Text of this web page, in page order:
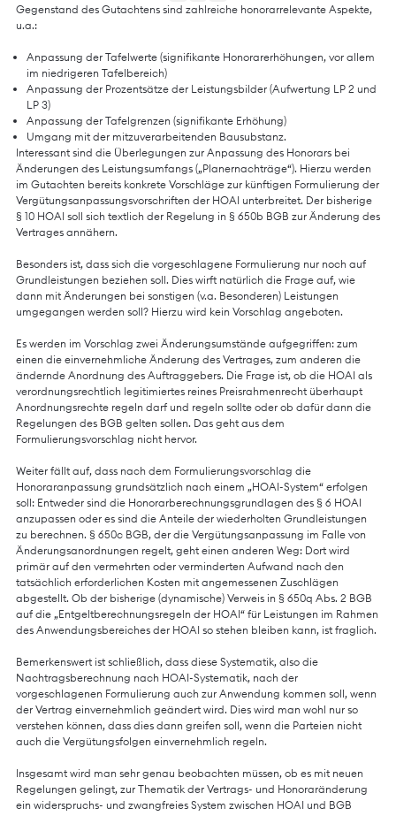
Gegenstand des Gutachtens sind zahlreiche honorarrelevante Aspekte,
u.a.:
Anpassung der Tafelwerte (signifikante Honorarerhöhungen, vor allem
im niedrigeren Tafelbereich)
Anpassung der Prozentsätze der Leistungsbilder (Aufwertung LP 2 und
LP 3)
Anpassung der Tafelgrenzen (signifikante Erhöhung)
Umgang mit der mitzuverarbeitenden Bausubstanz.
Interessant sind die Überlegungen zur Anpassung des Honorars bei
Änderungen des Leistungsumfangs („Planernachträge“). Hierzu werden
im Gutachten bereits konkrete Vorschläge zur künftigen Formulierung der
Vergütungsanpassungsvorschriften der HOAI unterbreitet. Der bisherige
§ 10 HOAI soll sich textlich der Regelung in § 650b BGB zur Änderung des
Vertrages annähern.
Besonders ist, dass sich die vorgeschlagene Formulierung nur noch auf
Grundleistungen beziehen soll. Dies wirft natürlich die Frage auf, wie
dann mit Änderungen bei sonstigen (v.a. Besonderen) Leistungen
umgegangen werden soll? Hierzu wird kein Vorschlag angeboten.
Es werden im Vorschlag zwei Änderungsumstände aufgegriffen: zum
einen die einvernehmliche Änderung des Vertrages, zum anderen die
ändernde Anordnung des Auftraggebers. Die Frage ist, ob die HOAI als
verordnungsrechtlich legitimiertes reines Preisrahmenrecht überhaupt
Anordnungsrechte regeln darf und regeln sollte oder ob dafür dann die
Regelungen des BGB gelten sollen. Das geht aus dem
Formulierungsvorschlag nicht hervor.
Weiter fällt auf, dass nach dem Formulierungsvorschlag die
Honoraranpassung grundsätzlich nach einem „HOAI-System“ erfolgen
soll: Entweder sind die Honorarberechnungsgrundlagen des § 6 HOAI
anzupassen oder es sind die Anteile der wiederholten Grundleistungen
zu berechnen. § 650c BGB, der die Vergütungsanpassung im Falle von
Änderungsanordnungen regelt, geht einen anderen Weg: Dort wird
primär auf den vermehrten oder verminderten Aufwand nach den
tatsächlich erforderlichen Kosten mit angemessenen Zuschlägen
abgestellt. Ob der bisherige (dynamische) Verweis in § 650q Abs. 2 BGB
auf die „Entgeltberechnungsregeln der HOAI“ für Leistungen im Rahmen
des Anwendungsbereiches der HOAI so stehen bleiben kann, ist fraglich.
Bemerkenswert ist schließlich, dass diese Systematik, also die
Nachtragsberechnung nach HOAI-Systematik, nach der
vorgeschlagenen Formulierung auch zur Anwendung kommen soll, wenn
der Vertrag einvernehmlich geändert wird. Dies wird man wohl nur so
verstehen können, dass dies dann greifen soll, wenn die Parteien nicht
auch die Vergütungsfolgen einvernehmlich regeln.
Insgesamt wird man sehr genau beobachten müssen, ob es mit neuen
Regelungen gelingt, zur Thematik der Vertrags- und Honoraränderung
ein widerspruchs- und zwangfreies System zwischen HOAI und BGB